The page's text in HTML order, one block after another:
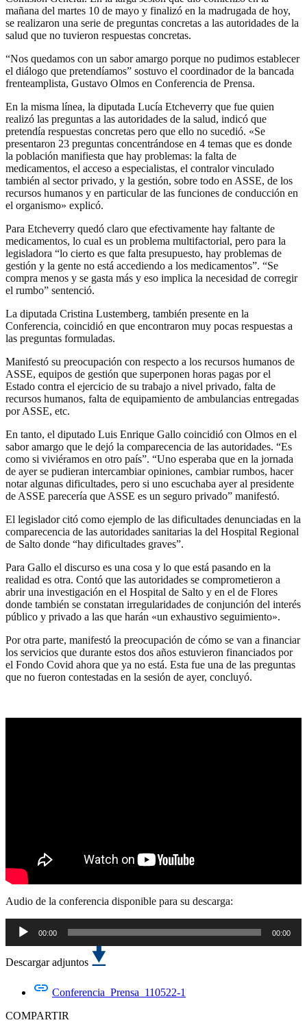
mañana del martes 10 de mayo y finalizó en la madrugada de hoy,
se realizaron una serie de preguntas concretas a las autoridades de la
salud que no tuvieron respuestas concretas.
“Nos quedamos con un sabor amargo porque no pudimos establecer
el diálogo que pretendíamos” sostuvo el coordinador de la bancada
frenteamplista, Gustavo Olmos en Conferencia de Prensa.
En la misma línea, la diputada Lucía Etcheverry que fue quien
realizó las preguntas a las autoridades de la salud, indicó que
pretendía respuestas concretas pero que ello no sucedió. «Se
presentaron 23 preguntas concentrándose en 4 temas que es donde
la población manifiesta que hay problemas: la falta de
medicamentos, el acceso a especialistas, el contralor vinculado
también al sector privado, y la gestión, sobre todo en ASSE, de los
recursos humanos y en particular de las funciones de conducción en
el organismo» explicó.
Para Etcheverry quedó claro que efectivamente hay faltante de
medicamentos, lo cual es un problema multifactorial, pero para la
legisladora “lo cierto es que falta presupuesto, hay problemas de
gestión y la gente no está accediendo a los medicamentos”. “Se
compra menos y se gasta más y eso implica la necesidad de corregir
el rumbo” sentenció.
La diputada Cristina Lustemberg, también presente en la
Conferencia, coincidió en que encontraron muy pocas respuestas a
las preguntas formuladas.
Manifestó su preocupación con respecto a los recursos humanos de
ASSE, equipos de gestión que superponen horas pagas por el
Estado contra el ejercicio de su trabajo a nivel privado, falta de
recursos humanos, falta de equipamiento de ambulancias entregadas
por ASSE, etc.
En tanto, el diputado Luis Enrique Gallo coincidió con Olmos en el
sabor amargo que le dejó la comparecencia de las autoridades. “Es
como si viviéramos en otro país”. “Uno esperaba que en la jornada
de ayer se pudieran intercambiar opiniones, cambiar rumbos, hacer
notar algunas dificultades, pero si uno escuchaba ayer al presidente
de ASSE parecería que ASSE es un seguro privado” manifestó.
El legislador citó como ejemplo de las dificultades denunciadas en la
comparecencia de las autoridades sanitarias la del Hospital Regional
de Salto donde “hay dificultades graves”.
Para Gallo el discurso es una cosa y lo que está pasando en la
realidad es otra. Contó que las autoridades se comprometieron a
abrir una investigación en el Hospital de Salto y en el de Flores
donde también se constatan irregularidades de conjunción del interés
público y privado a las que harán «un exhaustivo seguimiento».
Por otra parte, manifestó la preocupación de cómo se van a financiar
los servicios que durante estos dos años estuvieron financiados por
el Fondo Covid ahora que ya no está. Esta fue una de las preguntas
que no fueron contestadas en la sesión de ayer, concluyó.
Audio de la conferencia disponible para su descarga:
Reproductor
de
00:00 00:00
Descargar adjuntos
Conferencia_Prensa_110522-1
COMPARTIR